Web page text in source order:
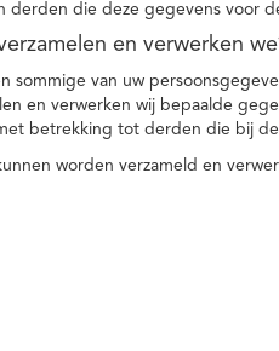
derden die deze gegevens voor
en verwerken
sommige van uw
en verwerken wij bepaalde
betrekking tot derden die bij
worden verzameld en